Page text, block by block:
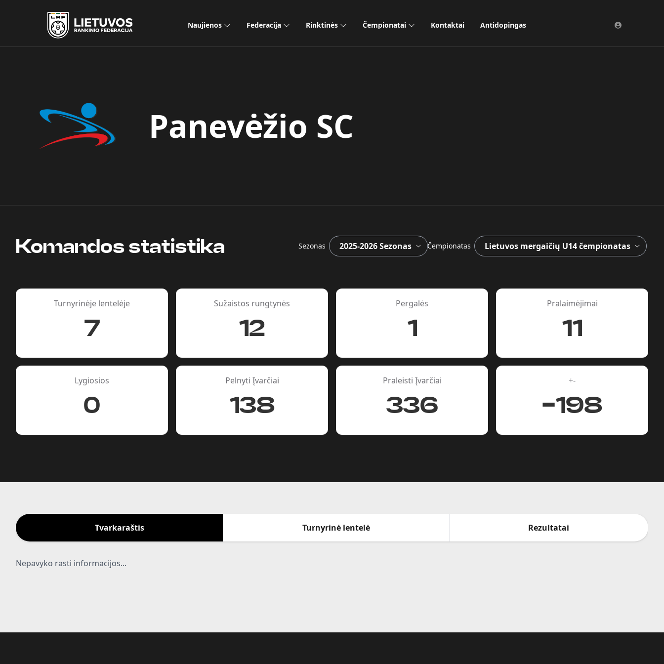
Naujienos Federacija Rinktinės Čempionatai Kontaktai Antidopingas
Panevėžio SC
Komandos statistika Sezonas Čempionatas
Turnyrinėje lentelėje
7
Sužaistos rungtynės
12
Pergalės
1
Pralaimėjimai
11
Lygiosios
0
Pelnyti Įvarčiai
138
Praleisti Įvarčiai
336
+-
-198
Tvarkaraštis Turnyrinė lentelė Rezultatai
Nepavyko rasti informacijos...